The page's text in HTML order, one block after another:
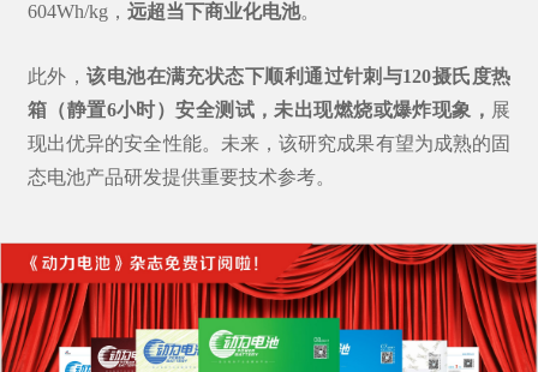
604Wh/kg， 远超当下商业化电池。
此外，该电池在满充状态下顺利通过针刺与120摄氏度热
箱（静置6小时）安全测试，未出现燃烧或爆炸现象， 展
现出优异的安全性能。未来，该研究成果有望为成熟的固
态电池产品研发提供重要技术参考。